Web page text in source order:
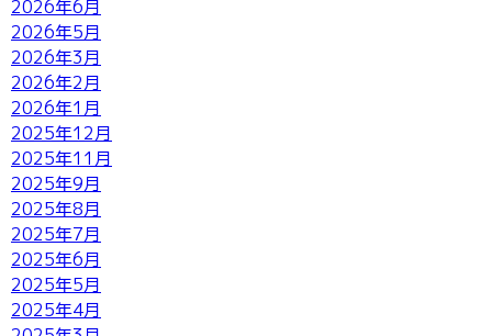
2026年6月
2026年5月
2026年3月
2026年2月
2026年1月
2025年12月
2025年11月
2025年9月
2025年8月
2025年7月
2025年6月
2025年5月
2025年4月